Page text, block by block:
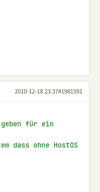
2010-12-18 23:37#1981591
für ein
dass ohne HostOS